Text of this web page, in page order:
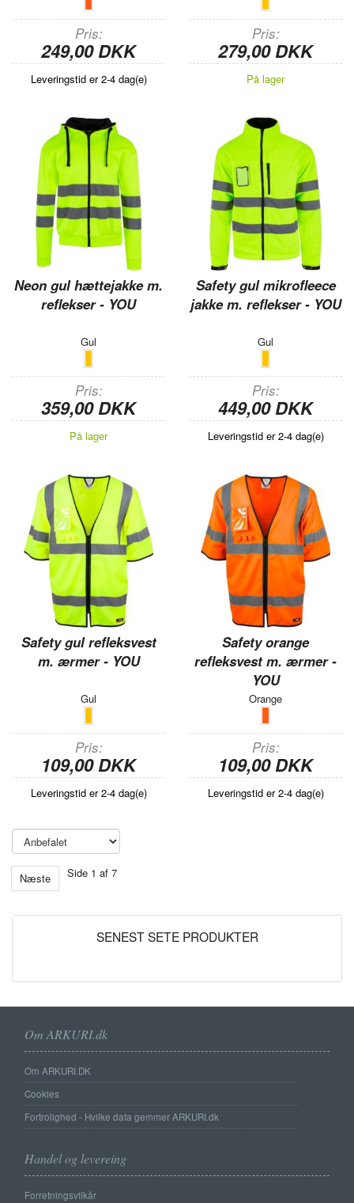
Pris
249,00 DKK
Leveringstid er 2-4 dag(e)
Pris
279,00 DKK
På lager
Neon gul hættejakke m.
reflekser - YOU
Gul
Pris
359,00 DKK
På lager
Safety gul mikrofleece
jakke m. reflekser - YOU
Gul
Pris
449,00 DKK
Leveringstid er 2-4 dag(e)
Safety gul refleksvest
m. ærmer - YOU
Gul
Pris
109,00 DKK
Leveringstid er 2-4 dag(e)
Safety orange
refleksvest m. ærmer -
YOU
Orange
Pris
109,00 DKK
Leveringstid er 2-4 dag(e)
Side 1 af 7
Næste
SENEST SETE PRODUKTER
Om ARKURI.dk
Om ARKURI.DK
Cookies
Fortrolighed - Hvilke data gemmer ARKURI.dk
Handel og levereing
Forretningsvilkår